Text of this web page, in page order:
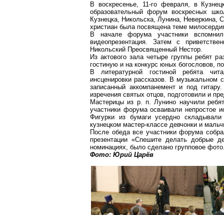
В воскресенье, 11-го февраля, в
образовательный форум воскресных
Кузнецка, Никольска, Лунина, Неверкина,
христиан была посвящена теме
В начале форума участники
видеопрезентация. Затем с
Никольский Преосвященный Нестор.
Из актового зала четыре группы ребят
гостиную и на конкурс юных богословов,
В литературной гостиной ребята
инсценировки рассказов. В музыкальном
записанный аккомпанемент и под
изречения святых отцов, подготовили и
Мастерицы из р. п.Лунино научили
участники форума осваивали непростое
Фигурки из бумаги усердно
кузнецком мастер-классе девчонки и
После обеда все участники форума
презентации «Спешите делать добрые
номинациях, было сделано групповое
Фото: Юрий Царёв